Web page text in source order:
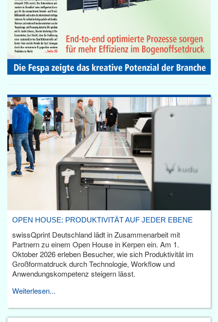
OPEN HOUSE: PRODUKTIVITÄT AUF JEDER EBENE
swissQprint Deutschland lädt in Zusammenarbeit mit
Partnern zu einem Open House in Kerpen ein. Am 1.
Oktober 2026 erleben Besucher, wie sich Produktivität im
Großformatdruck durch Technologie, Workflow und
Anwendungskompetenz steigern lässt.
Weiterlesen...